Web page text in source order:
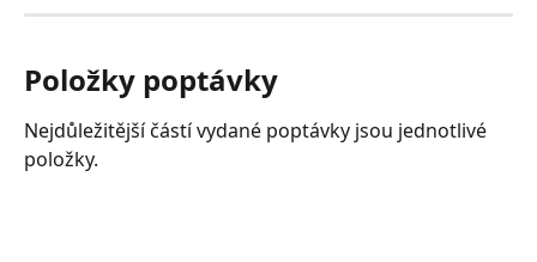
Položky poptávky
Nejdůležitější částí vydané poptávky jsou jednotlivé
položky.